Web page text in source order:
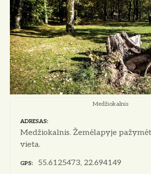
Medžiokalnis
ADRESAS
Medžiokalnis. Žemėlapyje
vieta.
GPS 55.6125473, 22.694149